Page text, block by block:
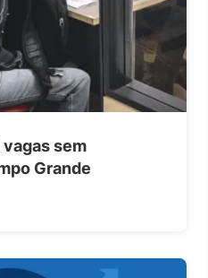
sem
Grande